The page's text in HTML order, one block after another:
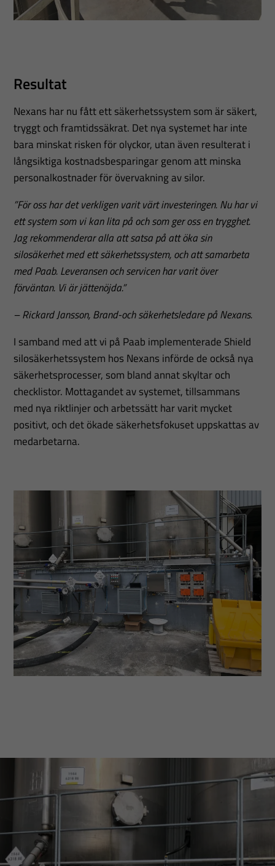
Resultat
Nexans har nu fått ett säkerhetssystem som är säkert,
tryggt och framtidssäkrat. Det nya systemet har inte
bara minskat risken för olyckor, utan även resulterat i
långsiktiga kostnadsbesparingar genom att minska
personalkostnader för övervakning av silor.
”För oss har det verkligen varit värt investeringen. Nu har vi
ett system som vi kan lita på och som ger oss en trygghet.
Jag rekommenderar alla att satsa på att öka sin
silosäkerhet med ett säkerhetssystem, och att samarbeta
med Paab. Leveransen och servicen har varit över
förväntan. Vi är jättenöjda.”
– Rickard Jansson, Brand-och säkerhetsledare på Nexans.
I samband med att vi på Paab implementerade Shield
silosäkerhetssystem hos Nexans införde de också nya
säkerhetsprocesser, som bland annat skyltar och
checklistor. Mottagandet av systemet, tillsammans
med nya riktlinjer och arbetssätt har varit mycket
positivt, och det ökade säkerhetsfokuset uppskattas av
medarbetarna.